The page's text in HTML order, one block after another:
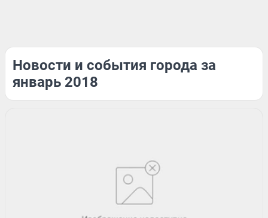
Новости и события города за
январь 2018